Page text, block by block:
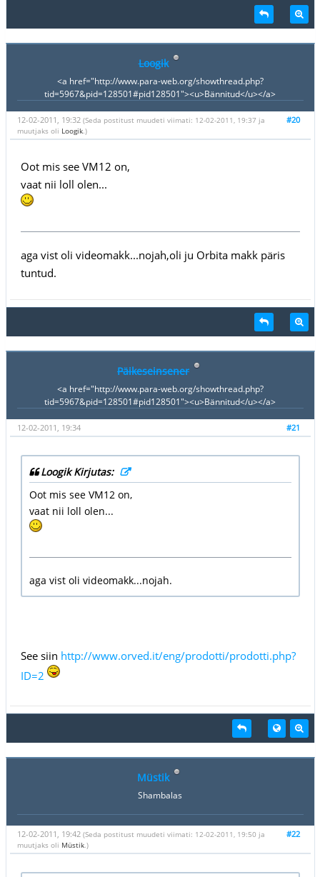
Loogik
<a href="http://www.para-web.org/showthread.php?
tid=5967&pid=128501#pid128501"><u>Bännitud</u></a>
#20
12-02-2011, 19:32 (Seda postitust muudeti viimati: 12-02-2011, 19:37 ja
muutjaks oli Loogik.)
Oot mis see VM12 on,
vaat nii loll olen...
aga vist oli videomakk...nojah,oli ju Orbita makk päris
tuntud.
Päikeseinsener
<a href="http://www.para-web.org/showthread.php?
tid=5967&pid=128501#pid128501"><u>Bännitud</u></a>
#21
12-02-2011, 19:34
Loogik Kirjutas:
Oot mis see VM12 on,
vaat nii loll olen...
aga vist oli videomakk...nojah.
See siin http://www.orved.it/eng/prodotti/prodotti.php?
ID=2
Müstik
Shambalas
#22
12-02-2011, 19:42 (Seda postitust muudeti viimati: 12-02-2011, 19:50 ja
muutjaks oli Müstik.)